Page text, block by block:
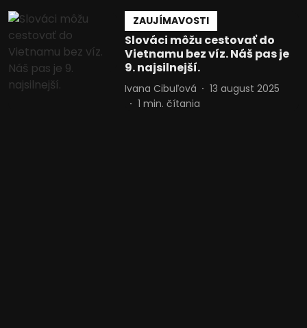
ZAUJÍMAVOSTI
Slováci môžu cestovať do
Vietnamu bez víz. Náš pas je
9. najsilnejší.
Ivana Cibuľová
13 august 2025
1 min. čítania